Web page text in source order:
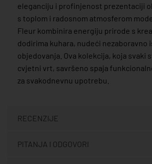
eleganciju i profinjenost prezentaciji
s toplom i radosnom atmosferom
Fleur kombinira energiju prirode s
dodirima kuhara, nudeći nezaboravno
objedovanja. Ova kolekcija, koja svaki
cvjetni vrt, savršeno spaja
za svakodnevnu upotrebu.
RECENZIJE
PITANJA I ODGOVORI